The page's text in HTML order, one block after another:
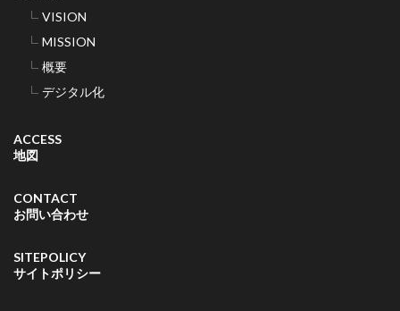
VISION
MISSION
概要
デジタル化
ACCESS
地図
CONTACT
お問い合わせ
SITEPOLICY
サイトポリシー